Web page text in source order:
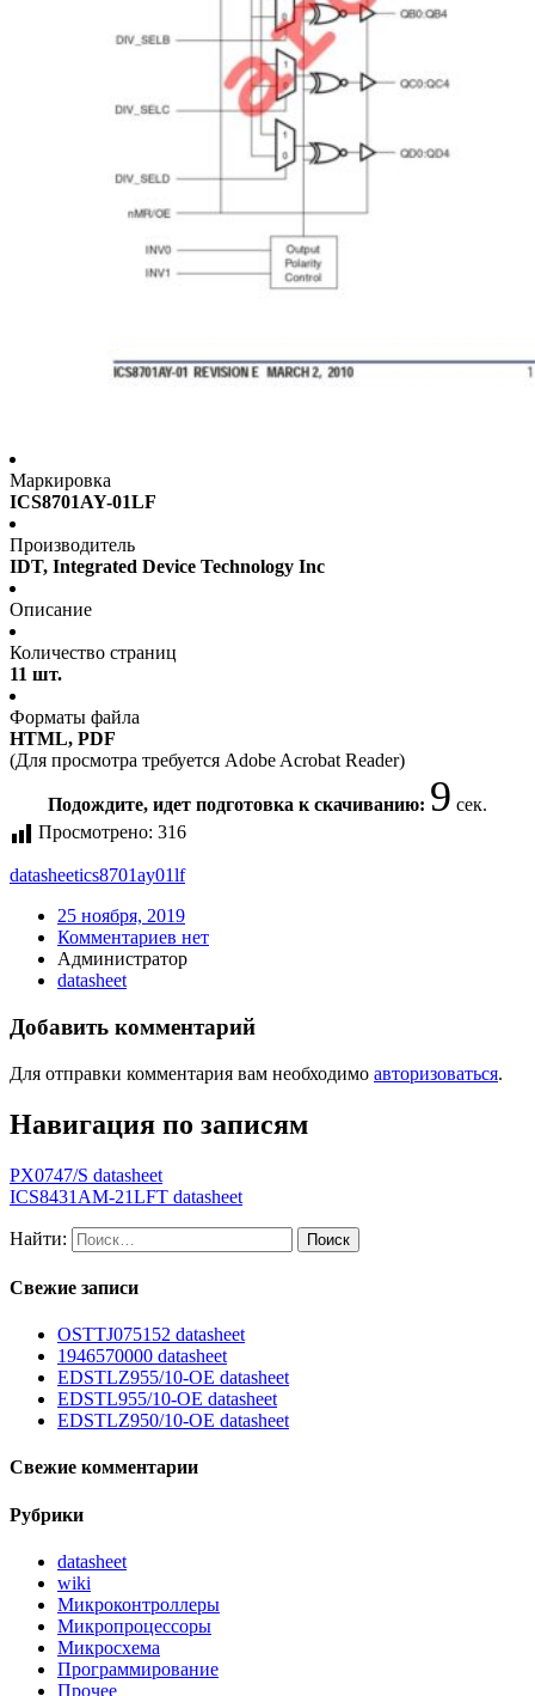
Маркировка
ICS8701AY-01LF
Производитель
IDT, Integrated Device Technology Inc
Описание
Количество страниц
11 шт.
Форматы файла
HTML, PDF
(Для просмотра требуется Adobe Acrobat Reader)
Подождите, идет подготовка к скачиванию: 9 сек.
Просмотрено: 316
datasheetics8701ay01lf
25 ноября, 2019
Комментариев нет
Администратор
datasheet
Добавить комментарий
Для отправки комментария вам необходимо авторизоваться.
Навигация по записям
PX0747/S datasheet
ICS8431AM-21LFT datasheet
Найти:
Свежие записи
OSTTJ075152 datasheet
1946570000 datasheet
EDSTLZ955/10-OE datasheet
EDSTL955/10-OE datasheet
EDSTLZ950/10-OE datasheet
Свежие комментарии
Рубрики
datasheet
wiki
Микроконтроллеры
Микропроцессоры
Микросхема
Программирование
Прочее